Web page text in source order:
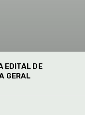
EDITAL DE
GERAL